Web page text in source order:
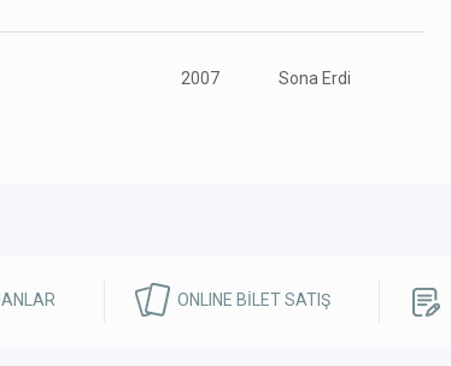
2007 Sona Erdi
ONLINE BİLET SATIŞ